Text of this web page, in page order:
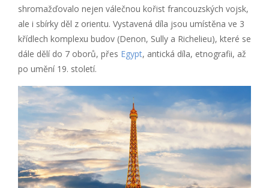
shromažďovalo nejen válečnou kořist francouzských vojsk,
ale i sbírky děl z orientu. Vystavená díla jsou umístěna ve 3
křídlech komplexu budov (Denon, Sully a Richelieu), které se
dále dělí do 7 oborů, přes Egypt, antická díla, etnografii, až
po umění 19. století.